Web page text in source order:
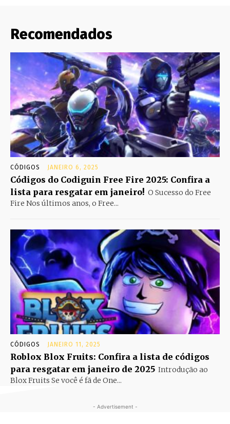
Recomendados
CÓDIGOS JANEIRO 6, 2025
Códigos do Codiguin Free Fire 2025: Confira a
lista para resgatar em janeiro! O Sucesso do Free
Fire Nos últimos anos, o Free...
CÓDIGOS JANEIRO 11, 2025
Roblox Blox Fruits: Confira a lista de códigos
para resgatar em janeiro de 2025 Introdução ao
Blox Fruits Se você é fã de One...
- Advertisement -